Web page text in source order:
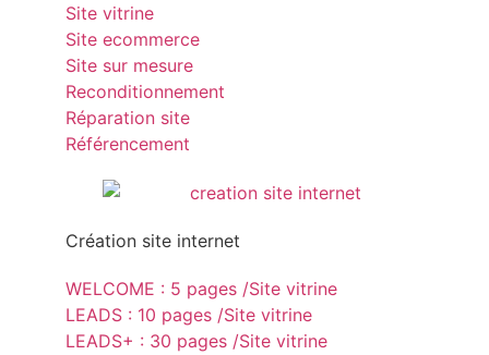
Site vitrine
Site ecommerce
Site sur mesure
Reconditionnement
Réparation site
Référencement
Création site internet
WELCOME : 5 pages /Site vitrine
LEADS : 10 pages /Site vitrine
LEADS+ : 30 pages /Site vitrine